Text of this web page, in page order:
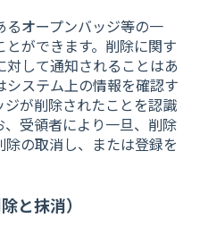
オープンバッジ等の一
ができます。削除に関す
して通知されることはあ
システム上の情報を確認す
が削除されたことを認識
受領者により一旦、削除
の取消し、または登録を
と抹消）